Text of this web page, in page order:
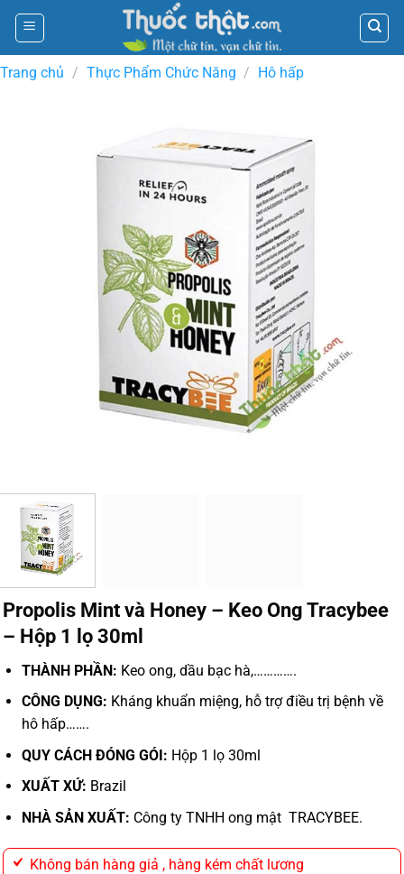
Skip
content
Trang chủ / Thực Phẩm Chức Năng / Hô hấp
Propolis Mint và Honey – Keo Ong Tracybee
– Hộp 1 lọ 30ml
THÀNH PHẦN: Keo ong, dầu bạc hà,………….
CÔNG DỤNG: Kháng khuẩn miệng, hỗ trợ điều trị bệnh về
hô hấp…….
QUY CÁCH ĐÓNG GÓI: Hộp 1 lọ 30ml
XUẤT XỨ: Brazil
NHÀ SẢN XUẤT: Công ty TNHH ong mật TRACYBEE.
Không bán hàng giả , hàng kém chất lương